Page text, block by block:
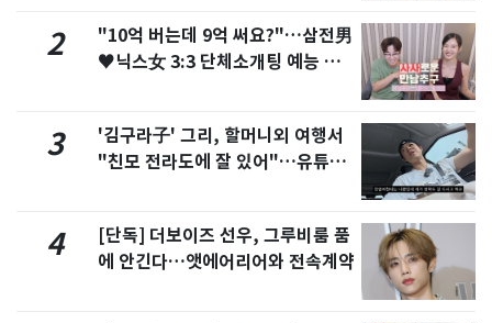
2
"10억 버는데 9억 써요?"…삼전男
♥닉스女 3:3 단체소개팅 예능 화
3
'김구라子' 그리, 할머니외 여행서
"친모 전라도에 잘 있어"…유튜브
4
[단독] 더보이즈 선우, 그루비룸 품
에 안긴다…앳에어리어와 전속계약